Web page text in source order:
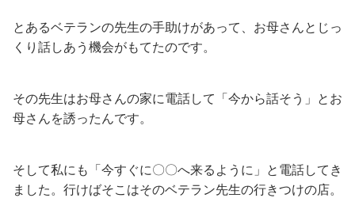
とあるベテランの先生の手助けがあって、お母さんとじっ
くり話しあう機会がもてたのです。
その先生はお母さんの家に電話して「今から話そう」とお
母さんを誘ったんです。
そして私にも「今すぐに〇〇へ来るように」と電話してき
ました。行けばそこはそのベテラン先生の行きつけの店。